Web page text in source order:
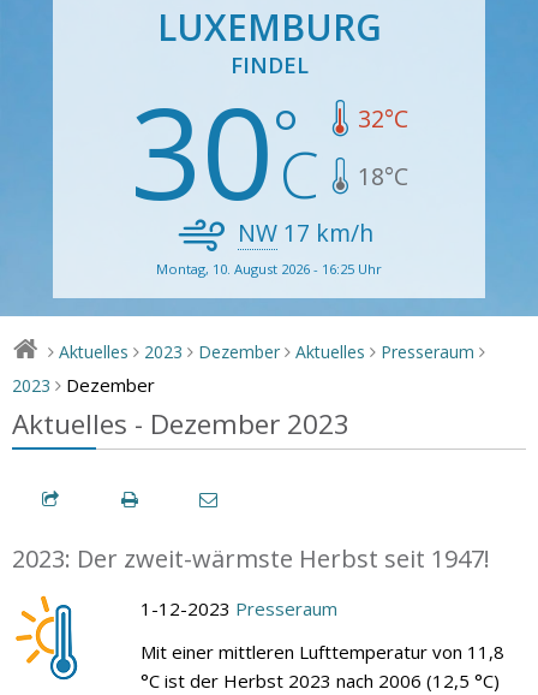
LUXEMBURG
FINDEL
30 32°C
18°C
NW17 km/h
Montag, 10. August 2026 - 16:25 Uhr
> Aktuelles > 2023 > Dezember > Aktuelles > Presseraum >
2023 > Dezember
Aktuelles - Dezember 2023
2023: Der zweit-wärmste Herbst seit 1947!
1-12-2023 Presseraum
Mit einer mittleren Lufttemperatur von 11,8
°C ist der Herbst 2023 nach 2006 (12,5 °C)